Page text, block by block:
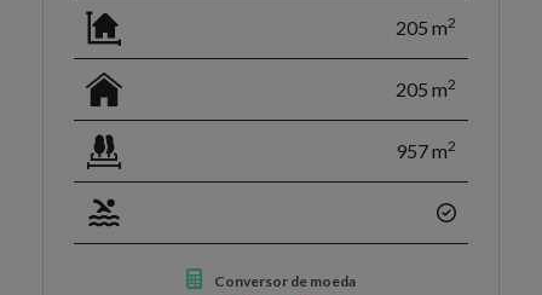
205 m2
205 m2
957 m2
Conversor de moeda